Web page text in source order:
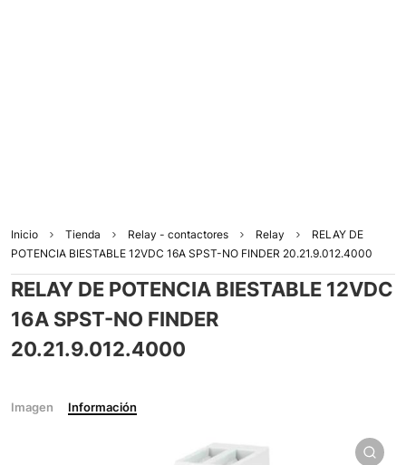
Inicio Tienda Relay - contactores Relay
RELAY DE
POTENCIA BIESTABLE 12VDC 16A SPST-NO FINDER 20.21.9.012.4000
RELAY DE POTENCIA BIESTABLE 12VDC
16A SPST-NO FINDER
20.21.9.012.4000
Imagen Información